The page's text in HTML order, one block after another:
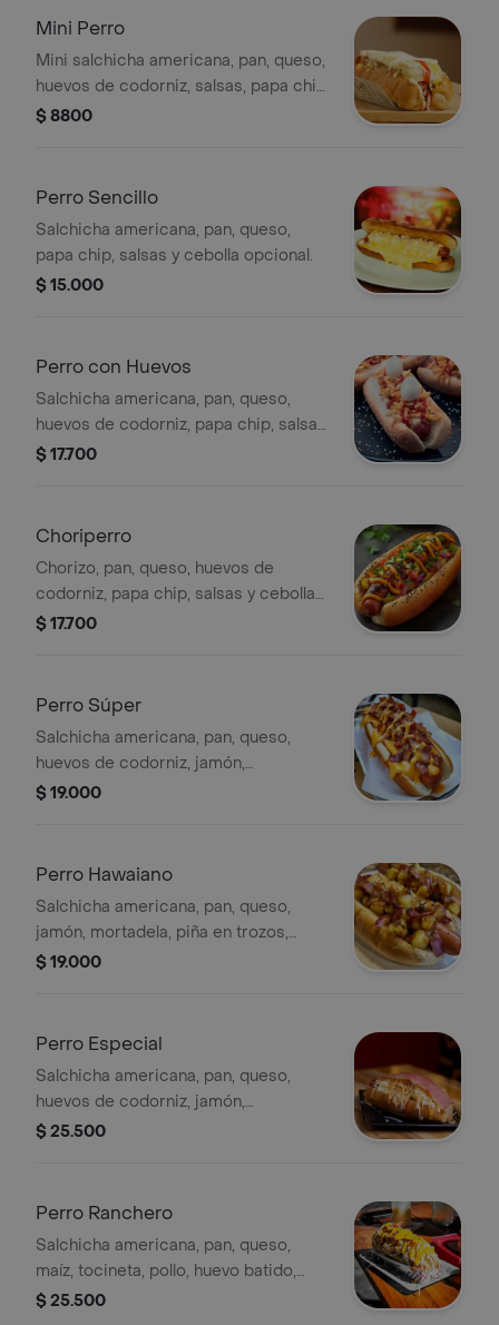
Mini Perro
Mini salchicha americana, pan, queso,
huevos de codorniz, salsas, papa chip,
cebolla opcional.
$ 8800
Perro Sencillo
Salchicha americana, pan, queso,
papa chip, salsas y cebolla opcional.
$ 15.000
Perro con Huevos
Salchicha americana, pan, queso,
huevos de codorniz, papa chip, salsas
y cebolla opcional
$ 17.700
Choriperro
Chorizo, pan, queso, huevos de
codorniz, papa chip, salsas y cebolla
opcional.
$ 17.700
Perro Súper
Salchicha americana, pan, queso,
huevos de codorniz, jamón,
mortadela, papa chip, salsas y cebolla
$ 19.000
Perro Hawaiano
Salchicha americana, pan, queso,
jamón, mortadela, piña en trozos,
papa chip y salsas.
$ 19.000
Perro Especial
Salchicha americana, pan, queso,
huevos de codorniz, jamón,
mortadela, pollo, champiñones, papa
$ 25.500
Perro Ranchero
Salchicha americana, pan, queso,
maíz, tocineta, pollo, huevo batido,
papa chip, salsas y cebolla opcional.
$ 25.500